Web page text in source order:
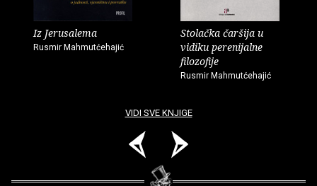
Iz Jerusalema
Rusmir Mahmutćehajić
Stolačka čaršija u
vidiku perenijalne
filozofije
Rusmir Mahmutćehajić
VIDI SVE KNJIGE